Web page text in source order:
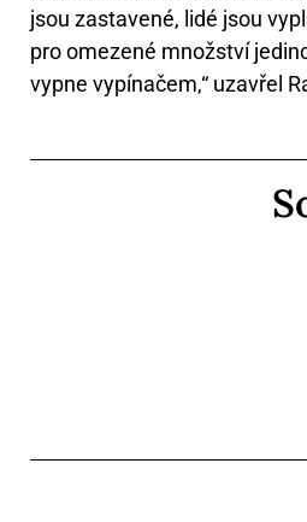
jsou zastavené, lidé jsou
pro omezené množství
vypne vypínačem,“ uzavřel